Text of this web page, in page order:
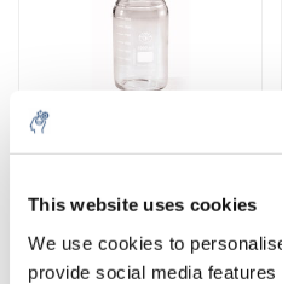
This website uses cookies
We use cookies to
provide social media
5% off for